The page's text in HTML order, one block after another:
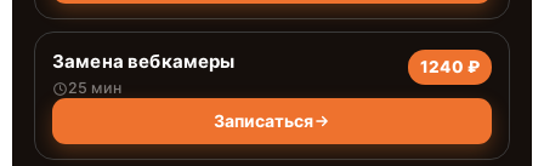
Замена вебкамеры
25 мин
1240 ₽
Записаться